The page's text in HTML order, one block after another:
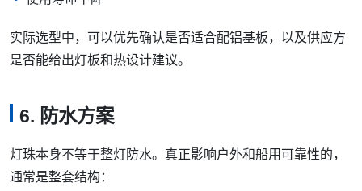
实际选型中，可以优先确认是否适合配铝基板，以及供应方
是否能给出灯板和热设计建议。
6. 防水方案
灯珠本身不等于整灯防水。真正影响户外和船用可靠性的，
通常是整套结构：